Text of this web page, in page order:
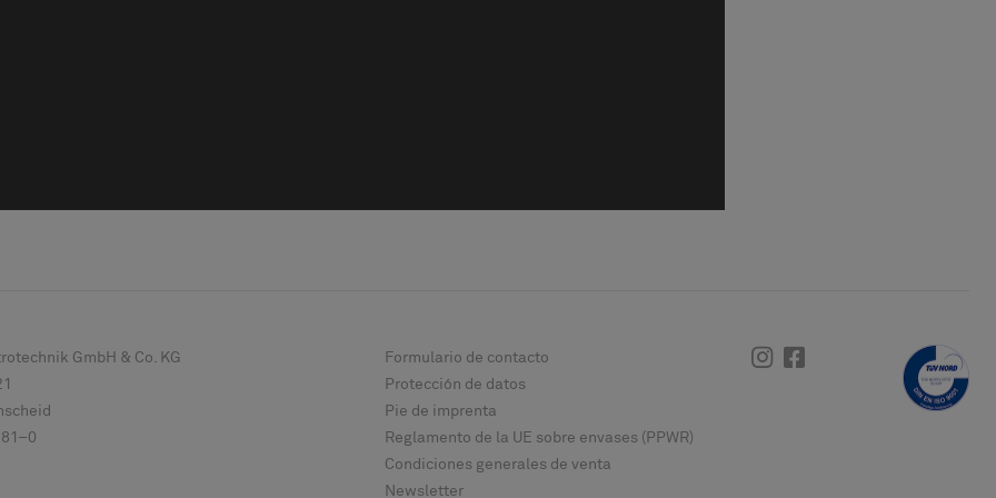
GmbH & Co. KG
Formulario de contacto
Protección de datos
Pie de imprenta
Reglamento de la UE sobre envases (PPWR)
Condiciones generales de venta
Newsletter
InstagramFacebook